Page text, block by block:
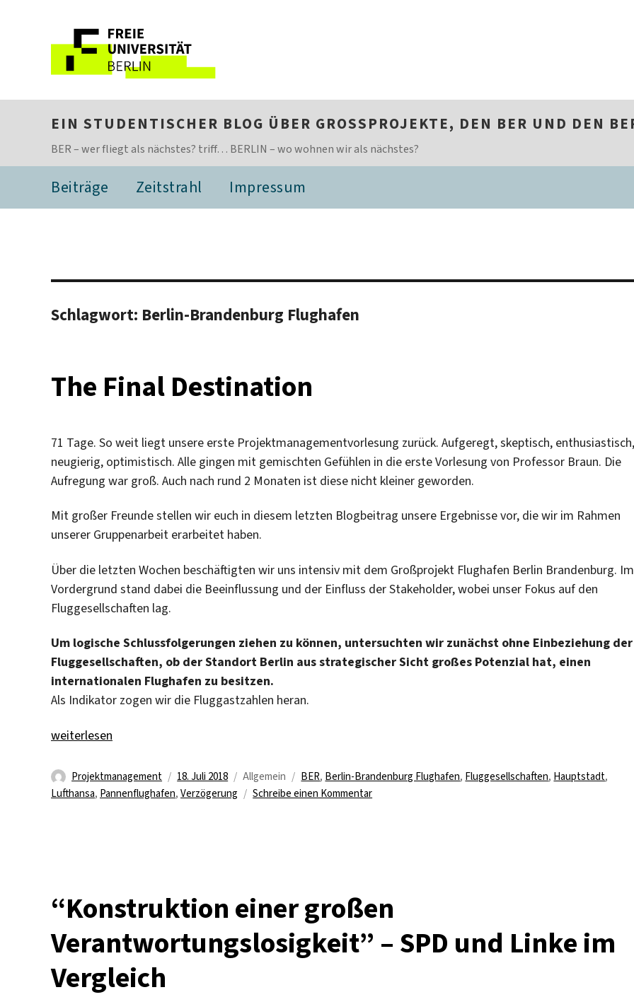
EIN STUDENTISCHER BLOG ÜBER GROSSPROJEKTE, DEN BER UND DEN
BER – wer fliegt als nächstes? triff… BERLIN – wo wohnen wir als nächstes?
Beiträge Zeitstrahl Impressum
Schlagwort: Berlin-Brandenburg Flughafen
The Final Destination
71 Tage. So weit liegt unsere erste Projektmanagementvorlesung zurück. Aufgeregt, skeptisch, enthusiastisch,
neugierig, optimistisch. Alle gingen mit gemischten Gefühlen in die erste Vorlesung von Professor Braun. Die
Aufregung war groß. Auch nach rund 2 Monaten ist diese nicht kleiner geworden.
Mit großer Freunde stellen wir euch in diesem letzten Blogbeitrag unsere Ergebnisse vor, die wir im Rahmen
unserer Gruppenarbeit erarbeitet haben.
Über die letzten Wochen beschäftigten wir uns intensiv mit dem Großprojekt Flughafen Berlin Brandenburg. Im
Vordergrund stand dabei die Beeinflussung und der Einfluss der Stakeholder, wobei unser Fokus auf den
Fluggesellschaften lag.
Um logische Schlussfolgerungen ziehen zu können, untersuchten wir zunächst ohne Einbeziehung der
Fluggesellschaften, ob der Standort Berlin aus strategischer Sicht großes Potenzial hat, einen
internationalen Flughafen zu besitzen.
Als Indikator zogen wir die Fluggastzahlen heran.
„The Final Destination“
weiterlesen
Autor
Projektmanagement
Veröffentlicht
am
18. Juli 2018 Kategorien
Allgemein Schlagwörter
BER, Berlin-Brandenburg Flughafen, Fluggesellschaften, Hauptstadt,
Lufthansa, Pannenflughafen, Verzögerung Schreibe einen Kommentarzu
“Konstruktion einer großen
Verantwortungslosigkeit” – SPD und Linke im
Vergleich